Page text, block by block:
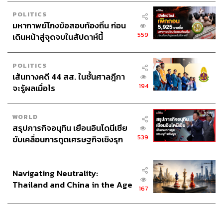
ทั้งนี้คณะกรรมาธิการการพัฒนาการเมืองฯ ได้เชิญกองอำน
วยการรักษาความมั่นคงภายในราชอาณาจักรหรือ
กอ.รมน.และ กอ.รมน.ภาค 4 ส่วนหน้า สำนักงานคณะ
กรรมการสิทธิมนุษยชนแห่งชาติ และกระทรวงดิจิทัลฯ มา
ชี้แจงด้วย
Rocket Media Lab
POLITICS
มหากาพย์โกงข้อสอบท้องถิ่น ก่อน
เดินหน้าสู่จุดจบในสัปดาห์นี้
559
POLITICS
เส้นทางคดี 44 สส. ในชั้นศาลฎีกา
จะรู้ผลเมื่อไร
194
WORLD
สรุปภารกิจอนุทิน เยือนอินโดนีเซีย
ขับเคลื่อนการทูตเศรษฐกิจเชิงรุก
539
Navigating Neutrality:
Thailand and China in the Age
167